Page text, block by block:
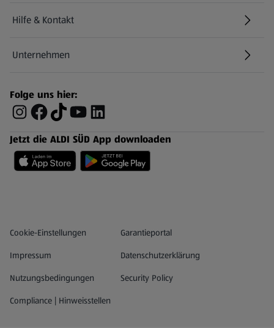
Hilfe & Kontakt
(öffnet in einem neuen Tab)
Unternehmen
Folge uns hier:
Jetzt die ALDI SÜD App downloaden
Datenschutz- und Richtlinienmenü
Cookie-Einstellungen Garantieportal
(öffnet in einem neuen Tab)
Impressum
Datenschutzerklärung
Nutzungsbedingungen
Security Policy
Compliance | Hinweisstellen